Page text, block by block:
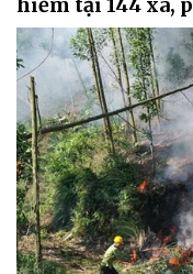
hiểm tại 144 xã,